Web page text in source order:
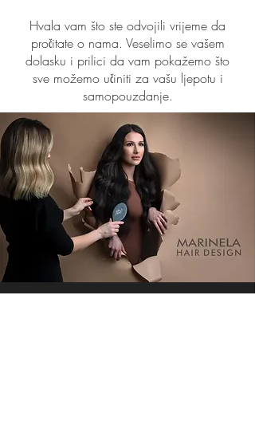
Hvala vam što ste odvojili vrijeme da
pročitate o nama. Veselimo se vašem
dolasku i prilici da vam pokažemo što
sve možemo učiniti za vašu ljepotu i
samopouzdanje.